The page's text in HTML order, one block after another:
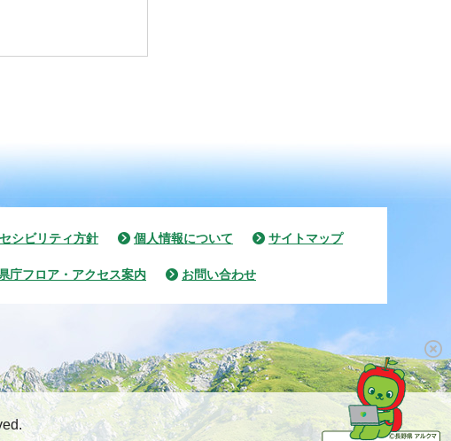
シビリティ方針 個人情報について サイトマップ
庁フロア・アクセス案内 お問い合わせ